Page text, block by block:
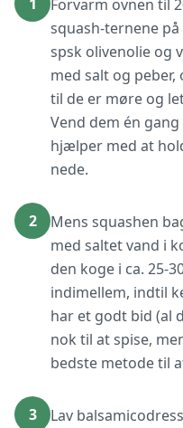
Forvarm ovnen til
squash-ternene
spsk olivenolie og
med salt og peber,
til de er møre og
Vend dem én
hjælper med at
nede.
2
Mens squashen
med saltet vand i
den koge i ca. 25-
indimellem, indtil
har et godt bid (al
nok til at spise,
bedste metode til
3
Lav